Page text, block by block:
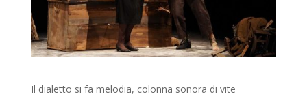
Il dialetto si fa melodia, colonna sonora di vite